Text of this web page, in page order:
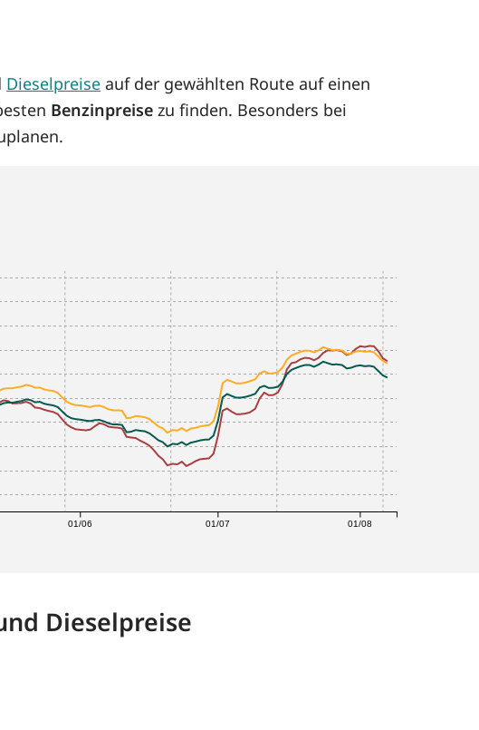
Dieselpreise auf der gewählten Route auf einen
Benzinpreise zu finden. Besonders bei
01/06 01/07 01/08
Dieselpreise